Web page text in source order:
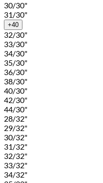
30/30"
31/30"
+40
32/30"
33/30"
34/30"
35/30"
36/30"
38/30"
40/30"
42/30"
44/30"
28/32"
29/32"
30/32"
31/32"
32/32"
33/32"
34/32"